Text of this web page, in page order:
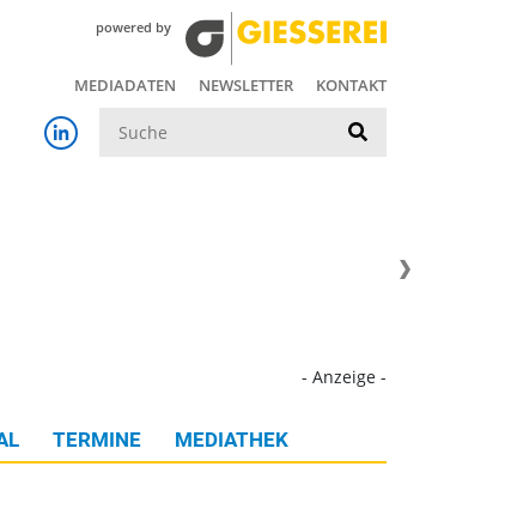
powered by
MEDIADATEN NEWSLETTER KONTAKT
- Anzeige -
TERMINE MEDIATHEK